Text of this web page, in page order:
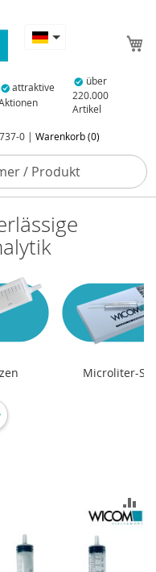
attraktive
über
220.000
Artikel
0 | Warenkorb (0)
Microliter-
ZUR WUNSCHLISTE